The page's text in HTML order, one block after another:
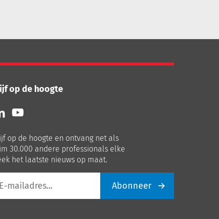
op de hoogte
Volg
ons
Youtube
op de hoogte en ontvang net als
30.000 andere professionals elke
het laatste nieuws op maat.
Abonneer